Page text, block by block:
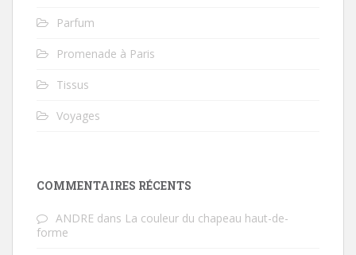
Parfum
Promenade à Paris
Tissus
Voyages
COMMENTAIRES RÉCENTS
ANDRE dans La couleur du chapeau haut-de-
forme